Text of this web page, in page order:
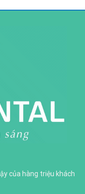
của hàng triệu khách